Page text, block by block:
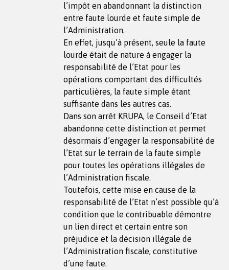
l’impôt en abandonnant la distinction
entre faute lourde et faute simple de
l’Administration.
En effet, jusqu’à présent, seule la faute
lourde était de nature à engager la
responsabilité de l’Etat pour les
opérations comportant des difficultés
particulières, la faute simple étant
suffisante dans les autres cas.
Dans son arrêt KRUPA, le Conseil d’Etat
abandonne cette distinction et permet
désormais d’engager la responsabilité de
l’Etat sur le terrain de la faute simple
pour toutes les opérations illégales de
l’Administration fiscale.
Toutefois, cette mise en cause de la
responsabilité de l’Etat n’est possible qu’à
condition que le contribuable démontre
un lien direct et certain entre son
préjudice et la décision illégale de
l’Administration fiscale, constitutive
d’une faute.